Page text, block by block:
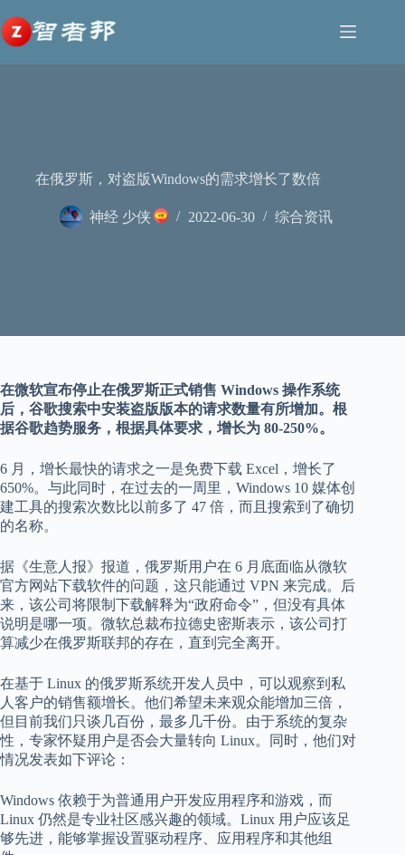
至
内
容
在俄罗斯，对盗版Windows的需求增长了数倍
神经 少侠 2022-06-30 综合资讯
在微软宣布停止在俄罗斯正式销售 Windows 操作系统
后，谷歌搜索中安装盗版版本的请求数量有所增加。根
据谷歌趋势服务，根据具体要求，增长为 80-250%。
6 月，增长最快的请求之一是免费下载 Excel，增长了
650%。与此同时，在过去的一周里，Windows 10 媒体创
建工具的搜索次数比以前多了 47 倍，而且搜索到了确切
的名称。
据 《生意人报》报道，俄罗斯用户在 6 月底面临从微软
官方网站下载软件的问题，这只能通过 VPN 来完成。后
来，该公司将限制下载解释为“政府命令”，但没有具体
说明是哪一项。微软总裁布拉德史密斯表示，该公司打
算减少在俄罗斯联邦的存在，直到完全离开。
在基于 Linux 的俄罗斯系统开发人员中，可以观察到私
人客户的销售额增长。他们希望未来观众能增加三倍，
但目前我们只谈几百份，最多几千份。由于系统的复杂
性，专家怀疑用户是否会大量转向 Linux。同时，他们对
情况发表如下评论：
Windows 依赖于为普通用户开发应用程序和游戏，而
Linux 仍然是专业社区感兴趣的领域。Linux 用户应该足
够先进，能够掌握设置驱动程序、应用程序和其他组